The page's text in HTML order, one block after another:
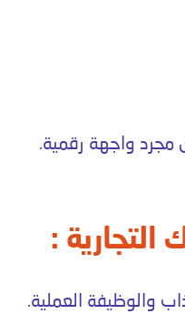
مجرد واجهة رقمية.
:
والوظيفة العملية.